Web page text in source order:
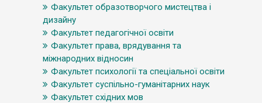
Факультет образотворчого мистецтва і
дизайну
Факультет педагогічної освіти
Факультет права, врядування та
міжнародних відносин
Факультет психології та спеціальної освіти
Факультет суспільно-гуманітарних наук
Факультет східних мов